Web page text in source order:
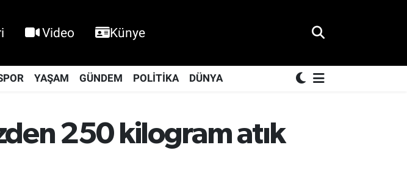
Video Künye
YAŞAM GÜNDEM POLİTİKA DÜNYA
250 kilogram atık